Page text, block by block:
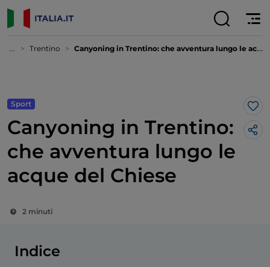
... Trentino Canyoning in Trentino: che avventura lungo le acque del Chiese
Sport
Canyoning in Trentino:
che avventura lungo le
acque del Chiese
2 minuti
Indice